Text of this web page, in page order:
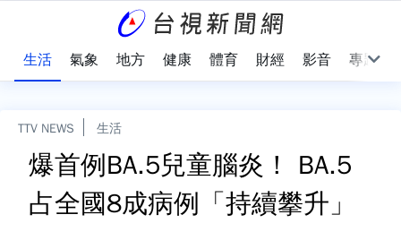
生活 氣象 地方 健康 體育 財經 影音 專題
TTV NEWS 生活
爆首例BA.5兒童腦炎！ BA.5
占全國8成病例「持續攀升」